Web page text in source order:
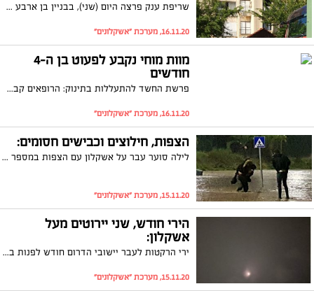
שריפת ענק פרצה היום (שני), בבניין בן ארבע קומות ברחוב ההסתדרות באשקלון. כוחות כיבוי הוזנקו למקום ופעלו לכיבוי השריפה ולאיתור לכודים. מספר רב של דיירים שאפו עשן ופונו לקבלת טיפול רפואי
16.11.20, מערכת "אשקלונים"
מוות מוחי נקבע לפעוט בן ה-4
חודשים
פרשת החשד להתעללות בתינוק: הרופאים קבעו מוות מוחי לפעוט. האם החשודה התפרצה במהלך הדיון להארכת מעצרה כלפי נציגות היחידה החוקרת: "אתכן צריך לעצור עם השקרים שלכן, בושה וחרפה"
16.11.20, מערכת "אשקלונים"
הצפות, חילוצים וכבישים חסומים:
לילה סוער עבר על אשקלון עם הצפות במספר מוקדים בשל הגשם הכבד. רחוב הנמר שוב עלה על גדותיו, תושבים נתקעו ברכבם בכביש רבין
15.11.20, מערכת "אשקלונים"
הירי חודש, שני יירוטים מעל
אשקלון:
ירי הרקטות לעבר יישובי הדרום חודש לפנות בוקר (ראשון). שתי רקטות יורטו מעל שמי העיר. באשקלון פותחים מקלטים
15.11.20, מערכת "אשקלונים"